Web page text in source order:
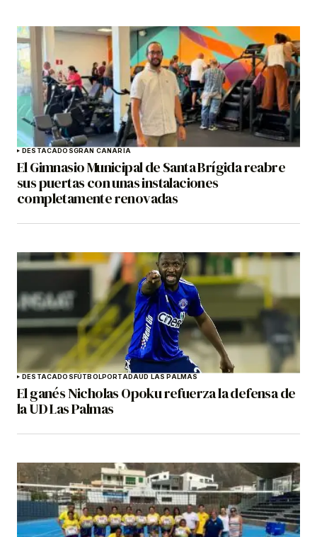
DESTACADOSGRAN CANARIA
El Gimnasio Municipal de Santa Brígida reabre
sus puertas con unas instalaciones
completamente renovadas
DESTACADOSFÚTBOLPORTADAUD LAS PALMAS
El ganés Nicholas Opoku refuerza la defensa de
la UD Las Palmas